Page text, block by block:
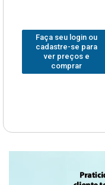
Faça seu login ou
cadastre-se para
ver preços e
comprar